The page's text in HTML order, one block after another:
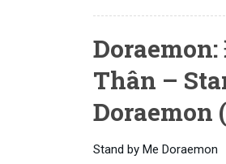
Thân –
Doraemon
Stand by Me Doraemon